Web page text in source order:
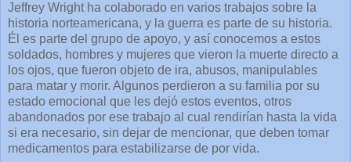
Jeffrey Wright ha colaborado en varios trabajos sobre la
historia norteamericana, y la guerra es parte de su historia.
Él es parte del grupo de apoyo, y así conocemos a estos
soldados, hombres y mujeres que vieron la muerte directo a
los ojos, que fueron objeto de ira, abusos, manipulables
para matar y morir. Algunos perdieron a su familia por su
estado emocional que les dejó estos eventos, otros
abandonados por ese trabajo al cual rendirían hasta la vida
si era necesario, sin dejar de mencionar, que deben tomar
medicamentos para estabilizarse de por vida.